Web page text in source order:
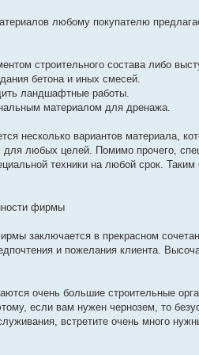
любому покупателю
строительного состава либо
бетона и иных смесей.
ландшафтные работы.
материалом для дренажа.
несколько вариантов материала,
для любых целей. Помимо прочего,
техники на любой срок.
фирмы
заключается в прекрасном
и пожелания клиента.
очень большие строительные
если вам нужен чернозем, то
встретите очень много